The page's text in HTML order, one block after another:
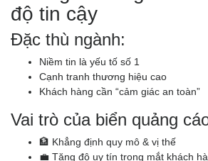
độ tin cậy
Đặc thù ngành:
Niềm tin là yếu tố số 1
Cạnh tranh thương hiệu cao
Khách hàng cần “cảm giác an toàn”
Vai trò của biển quảng
🏦 Khẳng định quy mô & vị thế
💼 Tăng độ uy tín trong mắt khách